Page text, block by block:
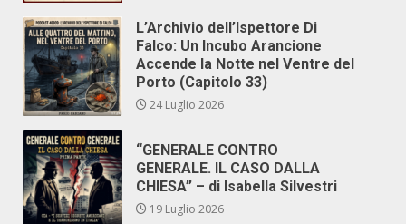
L’Archivio dell’Ispettore Di
Falco: Un Incubo Arancione
Accende la Notte nel Ventre del
Porto (Capitolo 33)
24 Luglio 2026
“GENERALE CONTRO
GENERALE. IL CASO DALLA
CHIESA” – di Isabella Silvestri
19 Luglio 2026